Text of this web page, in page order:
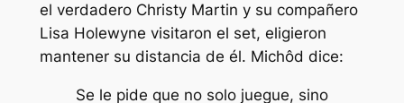
el verdadero Christy Martin y su compañero
Lisa Holewyne visitaron el set, eligieron
mantener su distancia de él. Michôd dice:
Se le pide que no solo juegue, sino